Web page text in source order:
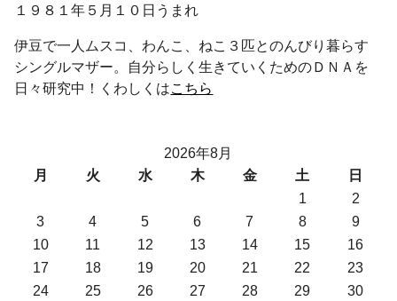
１９８１年５月１０日うまれ
伊豆で一人ムスコ、わんこ、ねこ３匹とのんびり暮らす
シングルマザー。自分らしく生きていくためのＤＮＡを
日々研究中！くわしくはこちら
2026年8月
月
火 水 木 金 土
日
1
2
3
4 5 6 7 8
9
10
11 12 13 14 15
16
17
18 19 20 21 22
23
24
25 26 27 28 29
30